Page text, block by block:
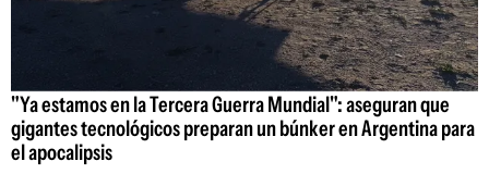
"Ya estamos en la Tercera Guerra Mundial": aseguran que
gigantes tecnológicos preparan un búnker en Argentina para
el apocalipsis